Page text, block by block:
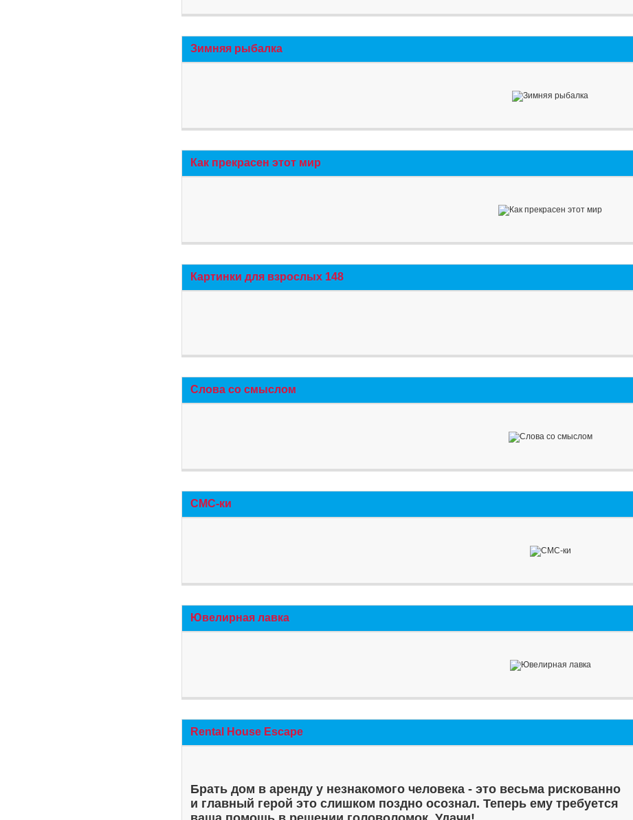
Зимняя рыбалка
Как прекрасен этот мир
Картинки для взрослых 148
Слова со смыслом
СМС-ки
Ювелирная лавка
Rental House Escape
Брать дом в аренду у незнакомого человека - это весьма рискованно
и главный герой это слишком поздно осознал. Теперь ему требуется